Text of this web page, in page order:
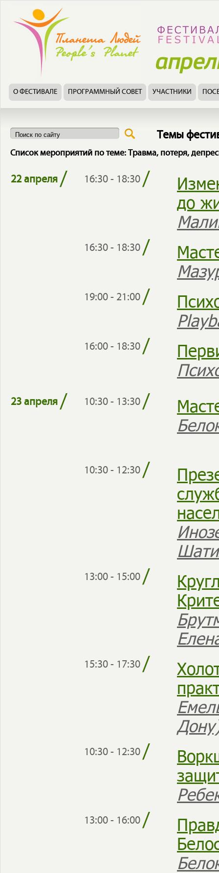
О ФЕСТИВАЛЕ ПРОГРАММНЫЙ СОВЕТ УЧАСТНИКИ
Темы
Список мероприятий по теме: Травма, потеря,
22 апреля/ 16:30 - 18:30/
до
16:30 - 18:30/
19:00 - 21:00/
16:00 - 18:30/
23 апреля/ 10:30 - 13:30/
10:30 - 12:30/
13:00 - 15:00/
15:30 - 17:30/
10:30 - 12:30/
13:00 - 16:00/